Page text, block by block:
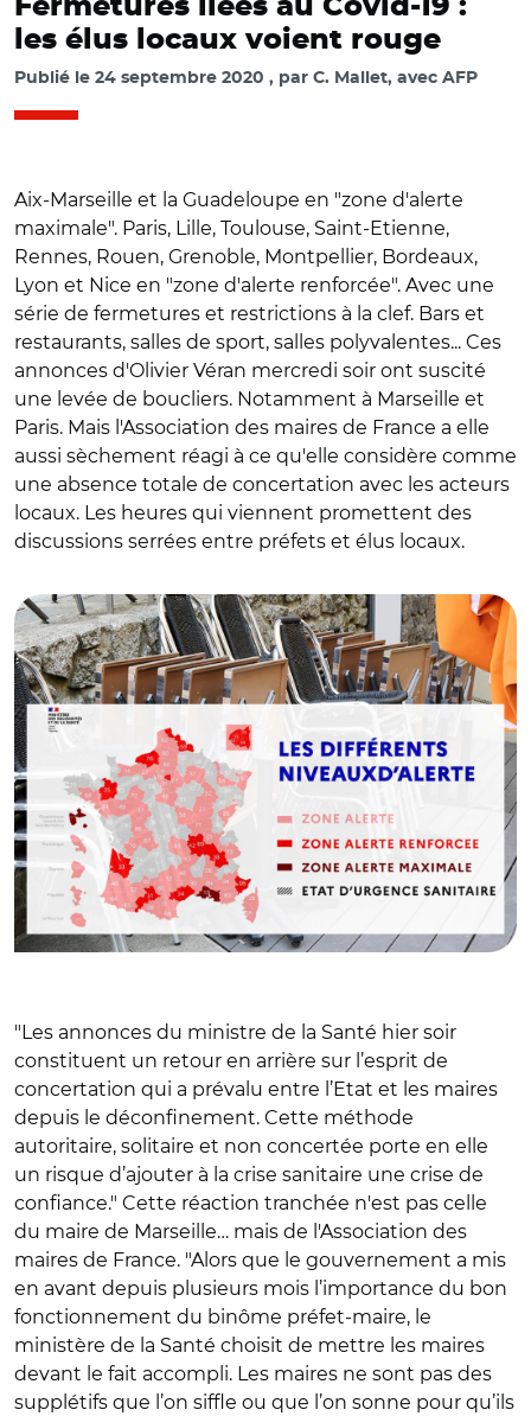
Fermetures liées au Covid-19 :
les élus locaux voient rouge
Publié le 24 septembre 2020 par C. Mallet, avec AFP
Aix-Marseille et la Guadeloupe en "zone d'alerte
maximale". Paris, Lille, Toulouse, Saint-Etienne,
Rennes, Rouen, Grenoble, Montpellier, Bordeaux,
Lyon et Nice en "zone d'alerte renforcée". Avec une
série de fermetures et restrictions à la clef. Bars et
restaurants, salles de sport, salles polyvalentes... Ces
annonces d'Olivier Véran mercredi soir ont suscité
une levée de boucliers. Notamment à Marseille et
Paris. Mais l'Association des maires de France a elle
aussi sèchement réagi à ce qu'elle considère comme
une absence totale de concertation avec les acteurs
locaux. Les heures qui viennent promettent des
discussions serrées entre préfets et élus locaux.
"Les annonces du ministre de la Santé hier soir
constituent un retour en arrière sur l’esprit de
concertation qui a prévalu entre l’Etat et les maires
depuis le déconfinement. Cette méthode
autoritaire, solitaire et non concertée porte en elle
un risque d’ajouter à la crise sanitaire une crise de
confiance." Cette réaction tranchée n'est pas celle
du maire de Marseille… mais de l'Association des
maires de France. "Alors que le gouvernement a mis
en avant depuis plusieurs mois l’importance du bon
fonctionnement du binôme préfet-maire, le
ministère de la Santé choisit de mettre les maires
devant le fait accompli. Les maires ne sont pas des
supplétifs que l’on siffle ou que l’on sonne pour qu’ils